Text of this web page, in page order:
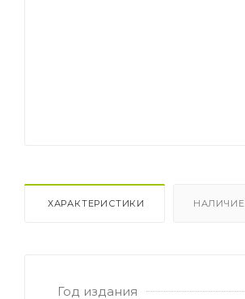
ХАРАКТЕРИСТИКИ НАЛИЧИЕ
Год издания